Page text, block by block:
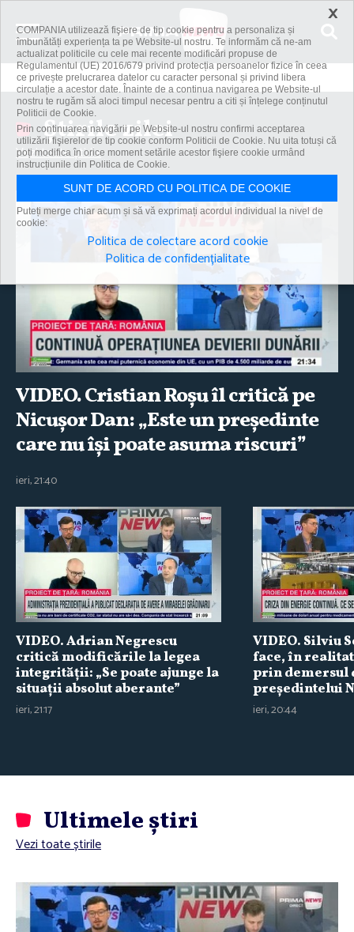
Știrile zilei
Vezi toate știrile
VIDEO. Cristian Roşu îl critică pe
Nicuşor Dan: „Este un preşedinte
care nu îşi poate asuma riscuri”
ieri, 21:40
VIDEO. Adrian Negrescu
critică modificările la legea
integrităţii: „Se poate ajunge la
situaţii absolut aberante”
ieri, 21:17
VIDEO. Silviu
face, în
prin demersul
preşedintelui
ieri, 20:44
Ultimele știri
Vezi toate știrile
×
COMPANIA utilizează fişiere de tip cookie pentru a personaliza și
îmbunătăți experiența ta pe Website-ul nostru. Te informăm că ne-am
actualizat politicile cu cele mai recente modificări propuse de
Regulamentul (UE) 2016/679 privind protecția persoanelor fizice în ceea
ce privește prelucrarea datelor cu caracter personal și privind libera
circulație a acestor date. Înainte de a continua navigarea pe Website-ul
nostru te rugăm să aloci timpul necesar pentru a citi și înțelege conținutul
Politicii de Cookie.
Prin continuarea navigării pe Website-ul nostru confirmi acceptarea
utilizării fişierelor de tip cookie conform Politicii de Cookie. Nu uita totuși că
poți modifica în orice moment setările acestor fişiere cookie urmând
instrucțiunile din Politica de Cookie.
SUNT DE ACORD CU POLITICA DE COOKIE
Puteți merge chiar acum și să vă exprimați acordul individual la nivel de
cookie:
Politica de colectare acord cookie
Politica de confidențialitate